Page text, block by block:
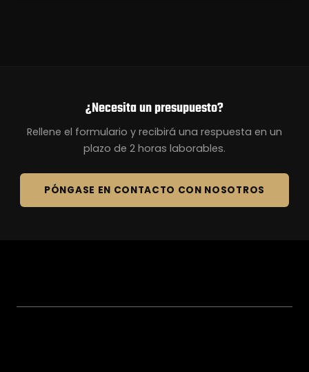
¿Necesita un presupuesto?
Rellene el formulario y recibirá una respuesta en un
plazo de 2 horas laborables.
PÓNGASE EN CONTACTO CON NOSOTROS